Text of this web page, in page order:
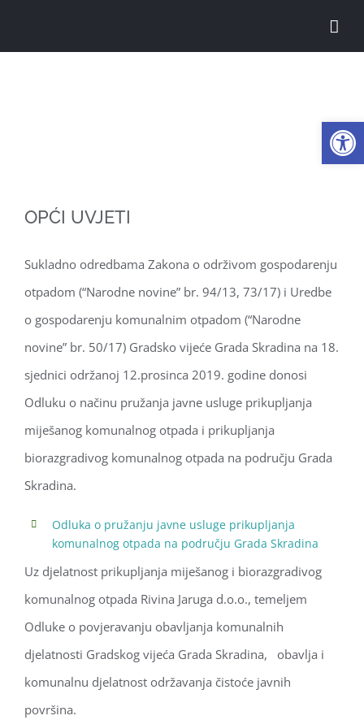
OPĆI UVJETI
Sukladno odredbama Zakona o održivom gospodarenju
otpadom (“Narodne novine” br. 94/13, 73/17) i Uredbe
o gospodarenju komunalnim otpadom (“Narodne
novine” br. 50/17) Gradsko vijeće Grada Skradina na 18.
sjednici održanoj 12.prosinca 2019. godine donosi
Odluku o načinu pružanja javne usluge prikupljanja
miješanog komunalnog otpada i prikupljanja
biorazgradivog komunalnog otpada na području Grada
Skradina.
Odluka o pružanju javne usluge prikupljanja
komunalnog otpada na području Grada Skradina
Uz djelatnost prikupljanja miješanog i biorazgradivog
komunalnog otpada Rivina Jaruga d.o.o., temeljem
Odluke o povjeravanju obavljanja komunalnih
djelatnosti Gradskog vijeća Grada Skradina, obavlja i
komunalnu djelatnost održavanja čistoće javnih
površina.